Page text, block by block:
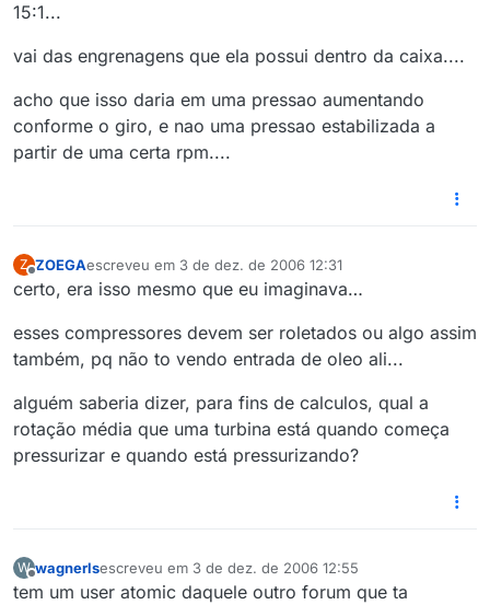
15:1...
vai das engrenagens que ela possui dentro da caixa....
acho que isso daria em uma pressao aumentando
conforme o giro, e nao uma pressao estabilizada a
partir de uma certa rpm....
Z
Offline
ZOEGAescreveu em 3 de dez. de 2006 12:31
última edição por
certo, era isso mesmo que eu imaginava…
esses compressores devem ser roletados ou algo assim
também, pq não to vendo entrada de oleo ali...
alguém saberia dizer, para fins de calculos, qual a
rotação média que uma turbina está quando começa
pressurizar e quando está pressurizando?
W wagnerlsescreveu em 3 de dez. de 2006 12:55
última edição por
tem um user atomic daquele outro forum que ta